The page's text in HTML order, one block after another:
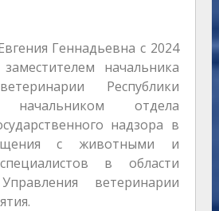
Геннадьевна с 2024
начальника
Республики
отдела
надзора в
с животными и
в области
ветеринарии